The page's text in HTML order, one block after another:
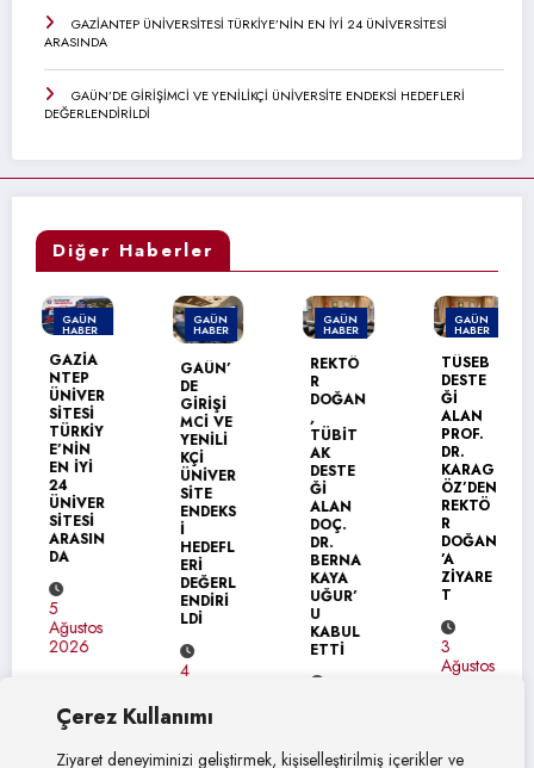
Çerez Kullanımı
Ziyaret deneyiminizi geliştirmek, kişiselleştirilmiş içerikler ve
GAZİANTEP ÜNİVERSİTESİ TÜRKİYE’NİN EN İYİ 24 ÜNİVERSİTESİ
ARASINDA
GAÜN’DE GİRİŞİMCİ VE YENİLİKÇİ ÜNİVERSİTE ENDEKSİ HEDEFLERİ
DEĞERLENDİRİLDİ
Diğer Haberler
GAÜN
HABER
MANŞET
GAZİA
NTEP
ÜNİVER
SİTESİ
TÜRKİY
E’NİN
EN İYİ
24
ÜNİVER
SİTESİ
ARASIN
DA
5
Ağustos
2026
GAÜN
HABER
GAÜN’
DE
GİRİŞİ
MCİ VE
YENİLİ
KÇİ
ÜNİVER
SİTE
ENDEKS
HEDEFL
ERİ
DEĞERL
ENDİRİ
LDİ
4
2026
GAÜN
HABER
REKTÖ
R
DOĞAN
TÜBİT
AK
DESTE
Ğİ
ALAN
DOÇ.
DR.
BERNA
KAYA
UĞUR’
U
KABUL
ETTİ
GAÜN
HABER
TÜSEB
DESTE
Ğİ
ALAN
PROF.
DR.
KARAG
ÖZ’DEN
REKTÖ
R
DOĞAN
’A
ZİYARE
T
3
Ağustos
2026